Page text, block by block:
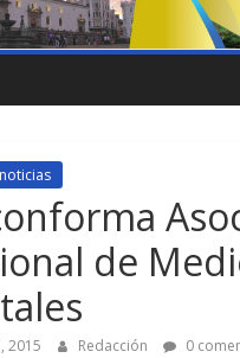
de
2015 Redacción 0